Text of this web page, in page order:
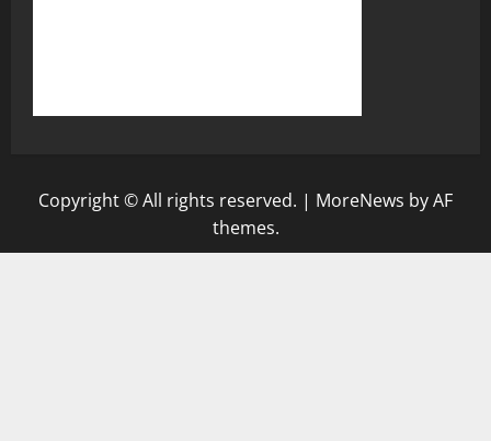
Copyright © All rights reserved. | MoreNews by AF
themes.